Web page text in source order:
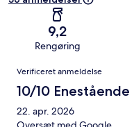
9,2
Rengøring
Anmeldelser
Verificeret anmeldelse
10/10 Enestående
22. apr. 2026